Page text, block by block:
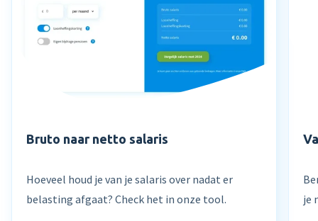
Bruto naar netto salaris
Hoeveel houd je van je salaris over nadat er
belasting afgaat? Check het in onze tool.
je